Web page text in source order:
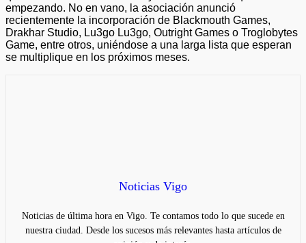
empezando. No en vano, la asociación anunció
recientemente la incorporación de Blackmouth Games,
Drakhar Studio, Lu3go Lu3go, Outright Games o Troglobytes
Game, entre otros, uniéndose a una larga lista que esperan
se multiplique en los próximos meses.
Noticias Vigo
Noticias de última hora en Vigo. Te contamos todo lo que sucede en
nuestra ciudad. Desde los sucesos más relevantes hasta artículos de